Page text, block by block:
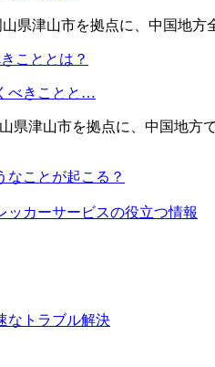
山県津山市を拠点に、中国地
べきことと…
山県津山市を拠点に、中国地
なことが起こる？
ッカーサービスの役立つ情報
なトラブル解決